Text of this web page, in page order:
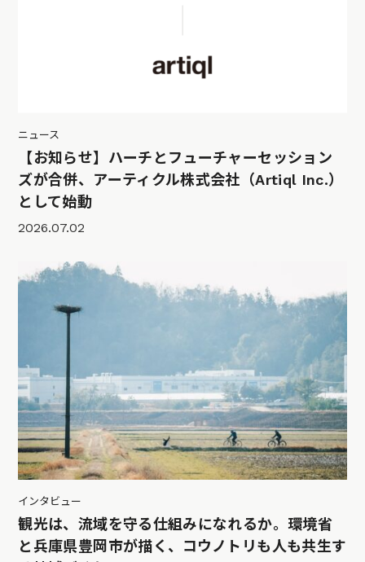
ニュース
【お知らせ】ハーチとフューチャーセッション
ズが合併、アーティクル株式会社（Artiql Inc.）
として始動
2026.07.02
インタビュー
観光は、流域を守る仕組みになれるか。環境省
と兵庫県豊岡市が描く、コウノトリも人も共生す